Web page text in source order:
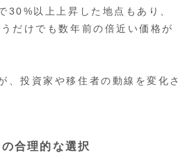
30%以上上昇した地点もあり、
だけでも数年前の倍近い価格が
、投資家や移住者の動線を変化さ
合理的な選択